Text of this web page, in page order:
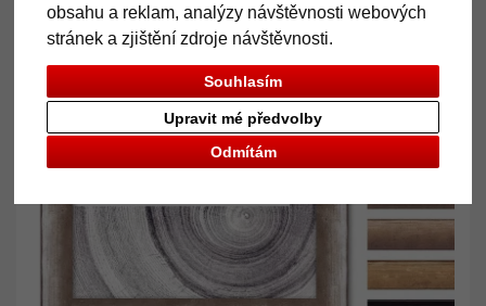
obsahu a reklam, analýzy návštěvnosti webových
stránek a zjištění zdroje návštěvnosti.
Souhlasím
Odmítám
Upravit mé předvolby
Zpět